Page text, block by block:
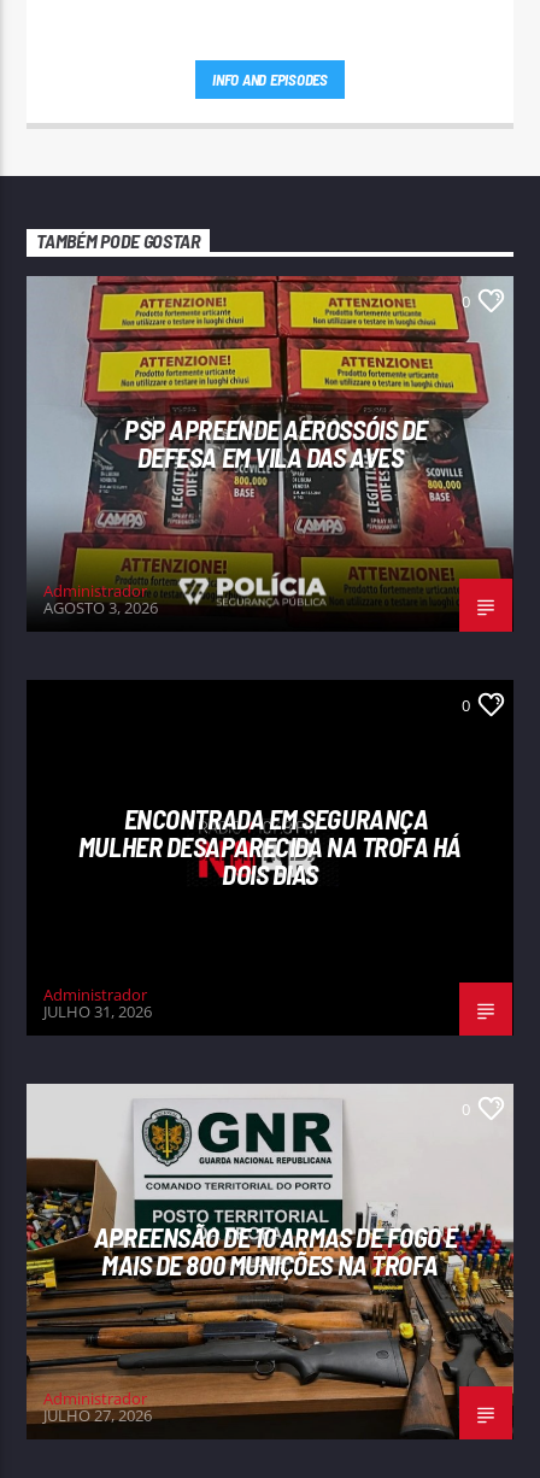
INFO AND EPISODES
TAMBÉM PODE GOSTAR
0
PSP APREENDE AEROSSÓIS DE
DEFESA EM VILA DAS AVES
Administrador
AGOSTO 3, 2026
0
ENCONTRADA EM SEGURANÇA
MULHER DESAPARECIDA NA TROFA HÁ
DOIS DIAS
Administrador
JULHO 31, 2026
0
APREENSÃO DE 10 ARMAS DE FOGO E
MAIS DE 800 MUNIÇÕES NA TROFA
Administrador
JULHO 27, 2026